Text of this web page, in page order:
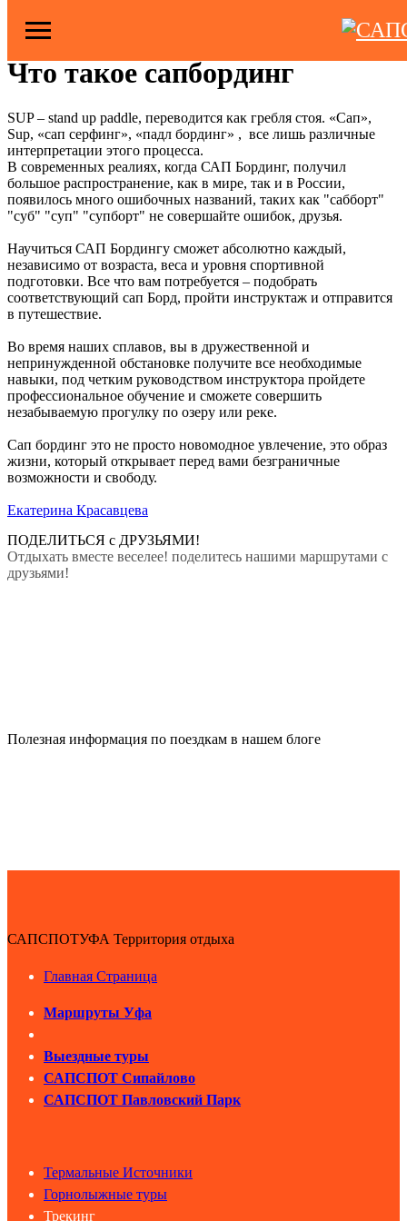
2022-04-20 07:57
Что такое сапбординг
SUP – stand up paddle, переводится как гребля стоя. «Сап»,
Sup, «сап серфинг», «падл бординг» , все лишь различные
интерпретации этого процесса.
В современных реалиях, когда САП Бординг, получил
большое распространение, как в мире, так и в России,
появилось много ошибочных названий, таких как "сабборт"
"суб" "суп" "супборт" не совершайте ошибок, друзья.
Научиться САП Бордингу сможет абсолютно каждый,
независимо от возраста, веса и уровня спортивной
подготовки. Все что вам потребуется – подобрать
соответствующий сап Борд, пройти инструктаж и отправится
в путешествие.
Во время наших сплавов, вы в дружественной и
непринужденной обстановке получите все необходимые
навыки, под четким руководством инструктора пройдете
профессиональное обучение и сможете совершить
незабываемую прогулку по озеру или реке.
Сап бординг это не просто новомодное увлечение, это образ
жизни, который открывает перед вами безграничные
возможности и свободу.
Екатерина Красавцева
ПОДЕЛИТЬСЯ с ДРУЗЬЯМИ!
Отдыхать вместе веселее! поделитесь нашими маршрутами с
друзьями!
Полезная информация по поездкам в нашем блоге
САПСПОТУФА Территория отдыха
Главная Страница
Маршруты Уфа
Выездные туры
САПСПОТ Сипайлово
САПСПОТ Павловский Парк
Термальные Источники
Горнолыжные туры
Трекинг